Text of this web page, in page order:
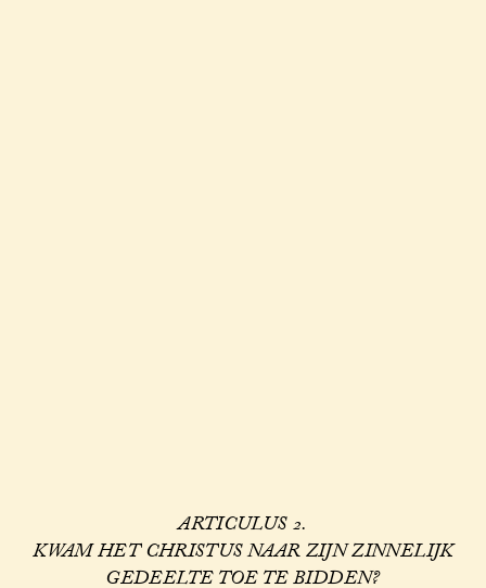
ARTICULUS 2.
KWAM HET CHRISTUS NAAR ZIJN ZINNELIJK
GEDEELTE TOE TE BIDDEN?